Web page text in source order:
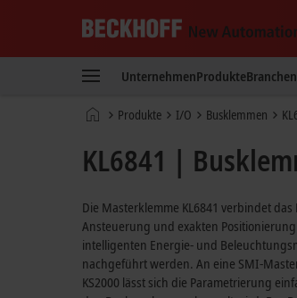
New
Technology
UnternehmenProdukteBranchen
StartseiteProdukte I/O Busklemmen
KL6841 |
Die Masterklemme KL6841 verbindet
Ansteuerung und exakten
intelligenten Energie- und
nachgeführt werden. An eine SMI-
KS2000 lässt sich die Parametrierung